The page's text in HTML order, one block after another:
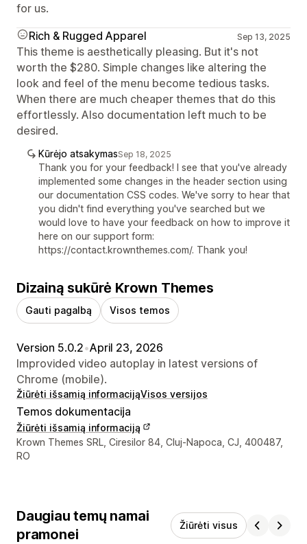
for us.
Rich & Rugged Apparel
Sep 13, 2025
This theme is aesthetically pleasing. But it's not
worth the $280. Simple changes like altering the
look and feel of the menu become tedious tasks.
When there are much cheaper themes that do this
effortlessly. Also documentation left much to be
desired.
Kūrėjo atsakymasSep 18, 2025
Thank you for your feedback! I see that you've already
implemented some changes in the header section using
our documentation CSS codes. We've sorry to hear that
you didn't find everything you've searched but we
would love to have your feedback on how to improve it
here on our support form:
https://contact.krownthemes.com/. Thank you!
Dizainą sukūrė Krown Themes
Gauti pagalbą Visos temos
Version 5.0.2•April 23, 2026
Improvided video autoplay in latest versions of
Chrome (mobile).
Žiūrėti išsamią informacijąVisos versijos
Temos dokumentacija
Žiūrėti išsamią informaciją
Kūrėjo kontaktiniai duomenys
Krown Themes SRL, Ciresilor 84, Cluj-Napoca, CJ, 400487,
RO
Daugiau temų namai
pramonei
Žiūrėti visus